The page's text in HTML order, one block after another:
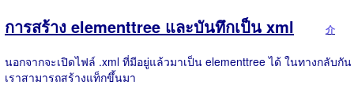
การสร้าง elementtree และบันทึกเป็น xml 介
นอกจากจะเปิดไฟล์ .xml ที่มีอยู่แล้วมาเป็น elementtree ได้ ในทางกลับกัน
เราสามารถสร้างแท็กขึ้นมา